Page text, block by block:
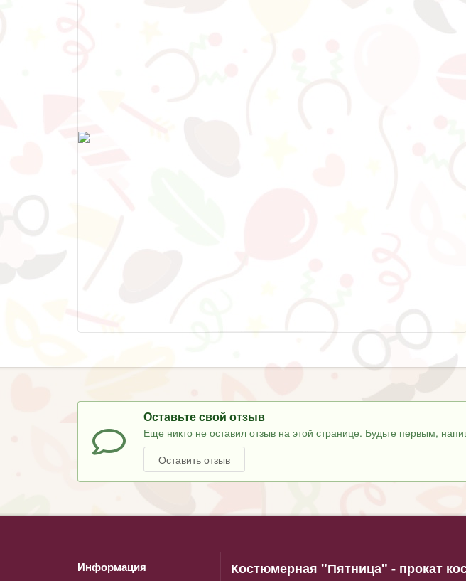
Оставьте свой отзыв
Еще никто не оставил отзыв на этой странице. Будьте первым,
Оставить отзыв
Информация Костюмерная "Пятница" - прокат